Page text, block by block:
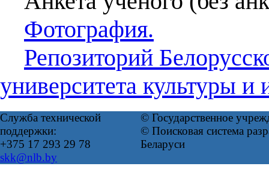
Фотография.
Репозиторий
университета культуры и
Служба технической
поддержки:
+375 17 293 29 78
skk@nlb.by
© Государственное
© Поисковая система
Беларуси